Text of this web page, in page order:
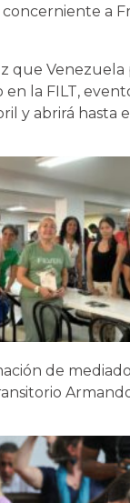
a
que
en la FILT,
y abrirá hasta
de